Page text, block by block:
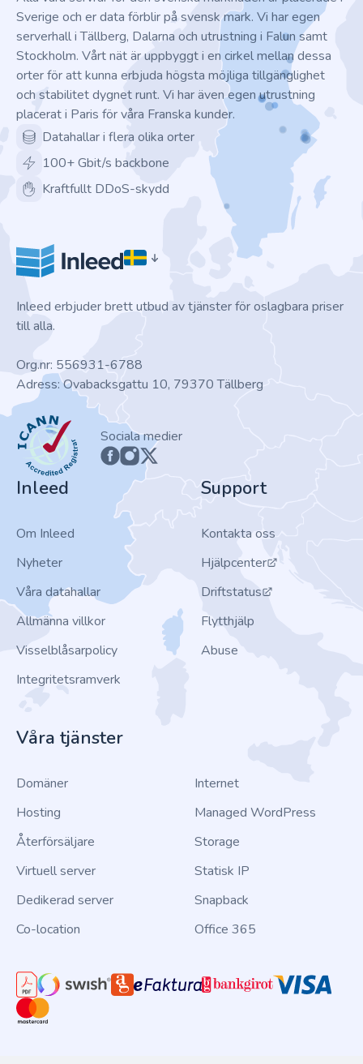
Sverige och er data förblir på svensk mark. Vi har egen
serverhall i Tällberg, Dalarna och utrustning i Falun samt
Stockholm. Vårt nät är uppbyggt i en cirkel mellan dessa
orter för att kunna erbjuda högsta möjliga tillgänglighet
och stabilitet dygnet runt. Vi har även egen utrustning
placerat i Paris för våra Franska kunder.
Datahallar i flera olika orter
100+ Gbit/s backbone
Kraftfullt DDoS-skydd
Inleed erbjuder brett utbud av tjänster för oslagbara priser
till alla.
Org.nr: 556931-6788
Adress: Ovabacksgattu 10, 79370 Tällberg
ICANN
Sociala medier
Inleed
Om Inleed
Nyheter
Våra datahallar
Allmänna villkor
Visselblåsarpolicy
Integritetsramverk
Support
Kontakta oss
Hjälpcenter
Driftstatus
Flytthjälp
Abuse
Våra tjänster
Domäner
Hosting
Återförsäljare
Virtuell server
Dedikerad server
Co-location
Internet
Managed WordPress
Storage
Statisk IP
Snapback
Office 365